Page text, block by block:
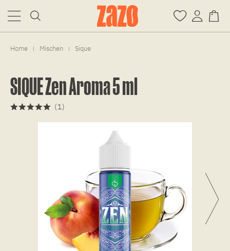
Home | Mischen | Sique
SIQUE Zen Aroma 5 ml
(1 )